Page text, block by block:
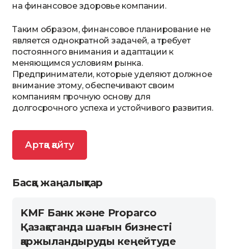
на финансовое здоровье компании.
Таким образом, финансовое планирование не
является однократной задачей, а требует
постоянного внимания и адаптации к
меняющимся условиям рынка.
Предприниматели, которые уделяют должное
внимание этому, обеспечивают своим
компаниям прочную основу для
долгосрочного успеха и устойчивого развития.
Артқа қайту
Басқа жаңалықтар
KMF Банк және Proparco
Қазақстанда шағын бизнесті
қаржыландыруды кеңейтуде